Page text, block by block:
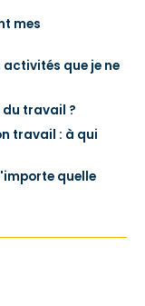
mes
que je ne
travail ?
travail : à qui
quelle